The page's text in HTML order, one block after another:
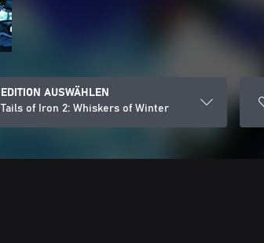
EDITION AUSWÄHLEN
Tails of Iron 2: Whiskers of Winter